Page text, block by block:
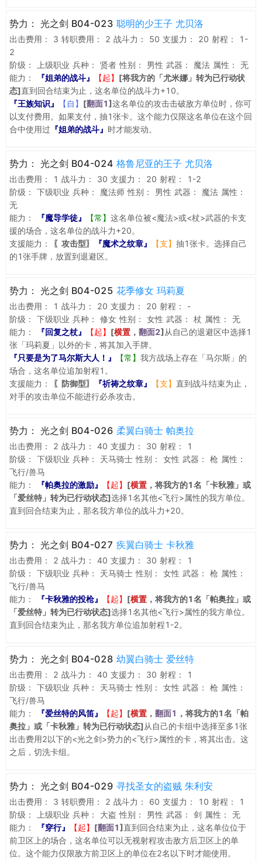
势力： 光之剑 B04-023 聪明的少王子 尤贝洛
出击费用： 3 转职费用： 2 战斗力： 50 支援力： 20 射程：
1-
2
阶级：
上级职业 兵种： 贤者 性别： 男性 武器： 魔法 属性：
无
能力：
『姐弟的战斗』 【起】 [将我方的「尤米娜」转为已行动状
态]直到回合结束为止，这名单位的战斗力+10。
『王族知识』
【自】 [翻面1]这名单位的攻击击破敌方单位时，你可
以支付费用。如果支付，抽1张卡。这个能力仅限这名单位在这个回
合中使用过 『姐弟的战斗』 时才能发动。
势力： 光之剑 B04-024 格鲁尼亚的王子 尤贝洛
出击费用： 1 战斗力： 30 支援力： 20 射程：
1-2
阶级：
下级职业 兵种： 魔法师 性别： 男性 武器： 魔法 属性：
无
能力：
『魔导学徒』 【常】 这名单位被<魔法>或<杖>武器的卡支
援的场合，这名单位的战斗力+20。
支援能力：
〖攻击型〗 『魔术之纹章』 【支】 抽1张卡。选择自己
的1张手牌，放置到退避区。
势力： 光之剑 B04-025 花季修女 玛莉夏
出击费用： 1 战斗力： 20 支援力： 20 射程：
-
阶级：
下级职业 兵种： 修女 性别： 女性 武器： 杖 属性：
无
能力：
『回复之杖』 【起】 [横置 ， 翻面2] 从自己的退避区中选择1
张「玛莉夏」以外的卡，将其加入手牌。
『只要是为了马尔斯大人！』
【常】 我方战场上存在「马尔斯」的
场合，这名单位追加射程1。
支援能力：
〖防御型〗 『祈祷之纹章』 【支】 直到战斗结束为止，
对手的攻击单位不能进行必杀攻击。
势力： 光之剑 B04-026 柔翼白骑士 帕奥拉
出击费用： 2 战斗力： 40 支援力： 30 射程：
1
阶级：
下级职业 兵种： 天马骑士 性别： 女性 武器： 枪 属性：
飞行/兽马
能力：
『帕奥拉的激励』 【起】 [横置 ，将我方的1名「卡秋雅」或
「爱丝特」转为已行动状态]选择1名其他<飞行>属性的我方单位。
直到回合结束为止，那名我方单位的战斗力+20。
势力： 光之剑 B04-027 疾翼白骑士 卡秋雅
出击费用： 2 战斗力： 40 支援力： 30 射程：
1
阶级：
下级职业 兵种： 天马骑士 性别： 女性 武器： 枪 属性：
飞行/兽马
能力：
『卡秋雅的投枪』 【起】 [横置 ，将我方的1名「帕奥拉」或
「爱丝特」转为已行动状态]选择1名其他<飞行>属性的我方单位。
直到回合结束为止，那名我方单位追加射程1-2。
势力： 光之剑 B04-028 幼翼白骑士 爱丝特
出击费用： 2 战斗力： 40 支援力： 30 射程：
1
阶级：
下级职业 兵种： 天马骑士 性别： 女性 武器： 枪 属性：
飞行/兽马
能力：
『爱丝特的风笛』 【起】 [横置 ， 翻面1 ，将我方的1名「帕
奥拉」或「卡秋雅」转为已行动状态]从自己的卡组中选择至多1张
出击费用2以下的<光之剑>势力的<飞行>属性的卡，将其出击。这
之后，切洗卡组。
势力： 光之剑 B04-029 寻找圣女的盗贼 朱利安
出击费用： 3 转职费用： 2 战斗力： 60 支援力： 10 射程：
1
阶级：
上级职业 兵种： 大盗 性别： 男性 武器： 剑 属性：
无
能力：
『穿行』 【起】 [翻面1]直到回合结束为止，这名单位位于
前卫区上的场合，这名单位可以无视射程攻击敌方后卫区上的单
位。这个能力仅限敌方前卫区上的单位在2名以下时才能使用。